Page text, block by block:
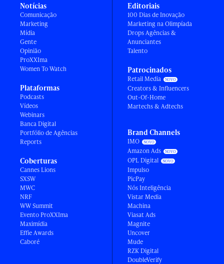
Notícias
Comunicação
Marketing
Mídia
Gente
Opinião
ProXXIma
Women To Watch
Plataformas
Podcasts
Vídeos
Webinars
Banca Digital
Portfólio de Agências
Reports
Coberturas
Cannes Lions
SXSW
MWC
NRF
WW Summit
Evento ProXXIma
Maximídia
Effie Awards
Caboré
Editoriais
100 Dias de Inovação
Marketing na Olimpíada
Drops Agências &
Anunciantes
Talento
Patrocinados
Retail Media
Creators & Influencers
Out-Of-Home
Martechs & Adtechs
Brand Channels
IMO
Amazon Ads
OPL Digital
Impulso
PicPay
Nós Inteligência
Vistar Media
Machina
Viasat Ads
Magnite
Uncover
Mude
RZK Digital
DoubleVerify